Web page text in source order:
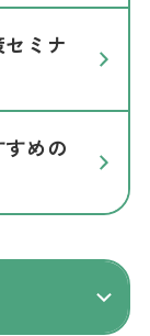
ミナ
めの